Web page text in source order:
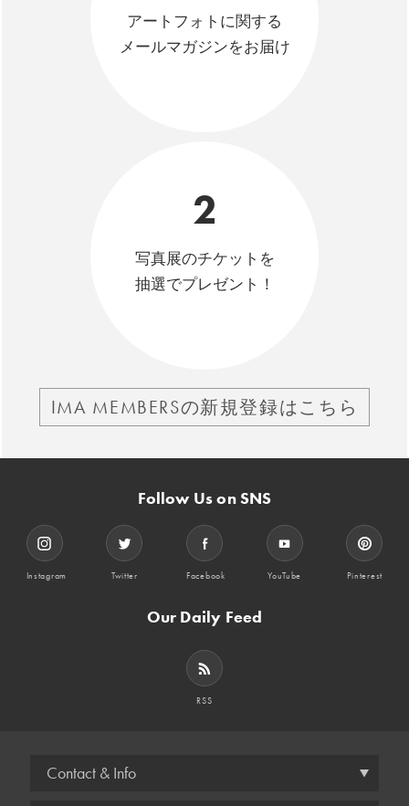
アートフォトに関する
メールマガジンをお届け
2
写真展のチケットを
抽選でプレゼント！
IMA MEMBERSの新規登録はこちら
Follow Us on SNS
Instagram Twitter Facebook YouTube Pinterest
Our Daily Feed
RSS
Contact & Info